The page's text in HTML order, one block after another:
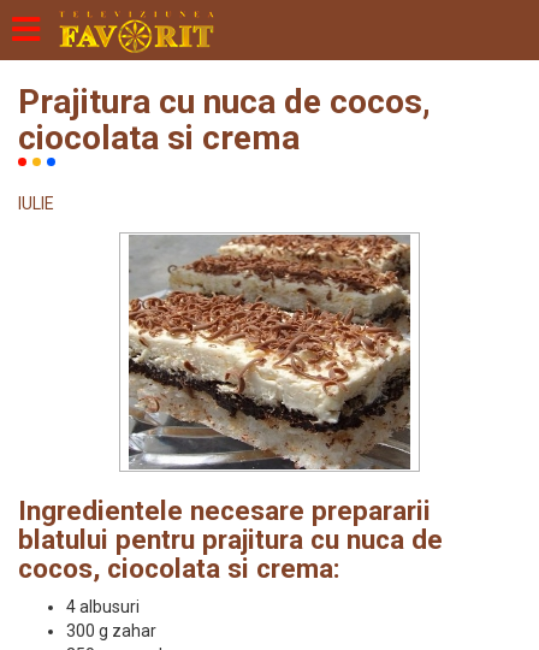
Prajitura cu nuca de cocos,
ciocolata si crema
IULIE
Ingredientele necesare prepararii
blatului pentru prajitura cu nuca de
cocos, ciocolata si crema:
4 albusuri
300 g zahar